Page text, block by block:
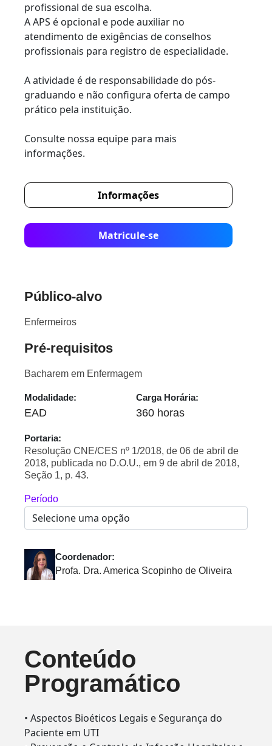
profissional de sua escolha.
A APS é opcional e pode auxiliar no
atendimento de exigências de conselhos
profissionais para registro de especialidade.
A atividade é de responsabilidade do pós-
graduando e não configura oferta de campo
prático pela instituição.
Consulte nossa equipe para mais
informações.
Informações
Matricule-se
Público-alvo
Enfermeiros
Pré-requisitos
Bacharem em Enfermagem
Modalidade:
EAD
Carga Horária:
360 horas
Portaria:
Resolução CNE/CES nº 1/2018, de 06 de abril de
2018, publicada no D.O.U., em 9 de abril de 2018,
Seção 1, p. 43.
Período
Coordenador:
Profa. Dra. America Scopinho de Oliveira
Conteúdo
Programático
• Aspectos Bioéticos Legais e Segurança do
Paciente em UTI